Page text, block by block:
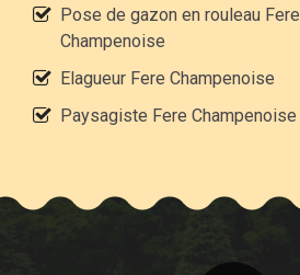
Pose de gazon en rouleau Fere
Champenoise
Elagueur Fere Champenoise
Paysagiste Fere Champenoise